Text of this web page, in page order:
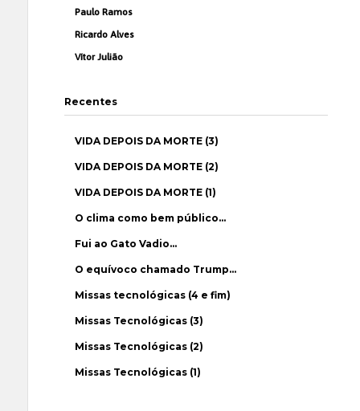
Paulo Ramos
Ricardo Alves
Vítor Julião
Recentes
VIDA DEPOIS DA MORTE (3)
VIDA DEPOIS DA MORTE (2)
VIDA DEPOIS DA MORTE (1)
O clima como bem público…
Fui ao Gato Vadio…
O equívoco chamado Trump…
Missas tecnológicas (4 e fim)
Missas Tecnológicas (3)
Missas Tecnológicas (2)
Missas Tecnológicas (1)